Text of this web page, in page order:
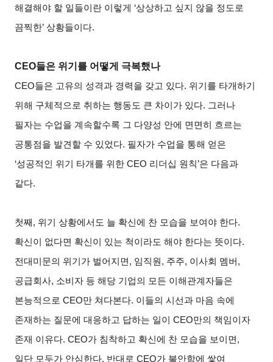
해결해야 할 일들이란 이렇게 ‘상상하고 싶지 않을 정도로
끔찍한’ 상황들이다.
CEO들은 위기를 어떻게 극복했나
CEO들은 고유의 성격과 경력을 갖고 있다. 위기를 타개하기
위해 구체적으로 취하는 행동도 큰 차이가 있다. 그러나
필자는 수업을 계속할수록 그 다양성 안에 면면히 흐르는
공통점을 발견할 수 있었다. 필자가 수업을 통해 얻은
‘성공적인 위기 타개를 위한 CEO 리더십 원칙’은 다음과
같다.
첫째, 위기 상황에서도 늘 확신에 찬 모습을 보여야 한다.
확신이 없다면 확신이 있는 척이라도 해야 한다는 뜻이다.
전대미문의 위기가 벌어지면, 임직원, 주주, 이사회 멤버,
공급회사, 소비자 등 해당 기업의 모든 이해관계자들은
본능적으로 CEO만 쳐다본다. 이들의 시선과 마음 속에
존재하는 질문에 대응하고 답하는 일이 CEO만의 책임이자
존재 이유다. CEO가 침착하고 확신에 찬 모습을 보이면,
일단 모두가 안심한다. 반대로 CEO가 불안함에 쌓여